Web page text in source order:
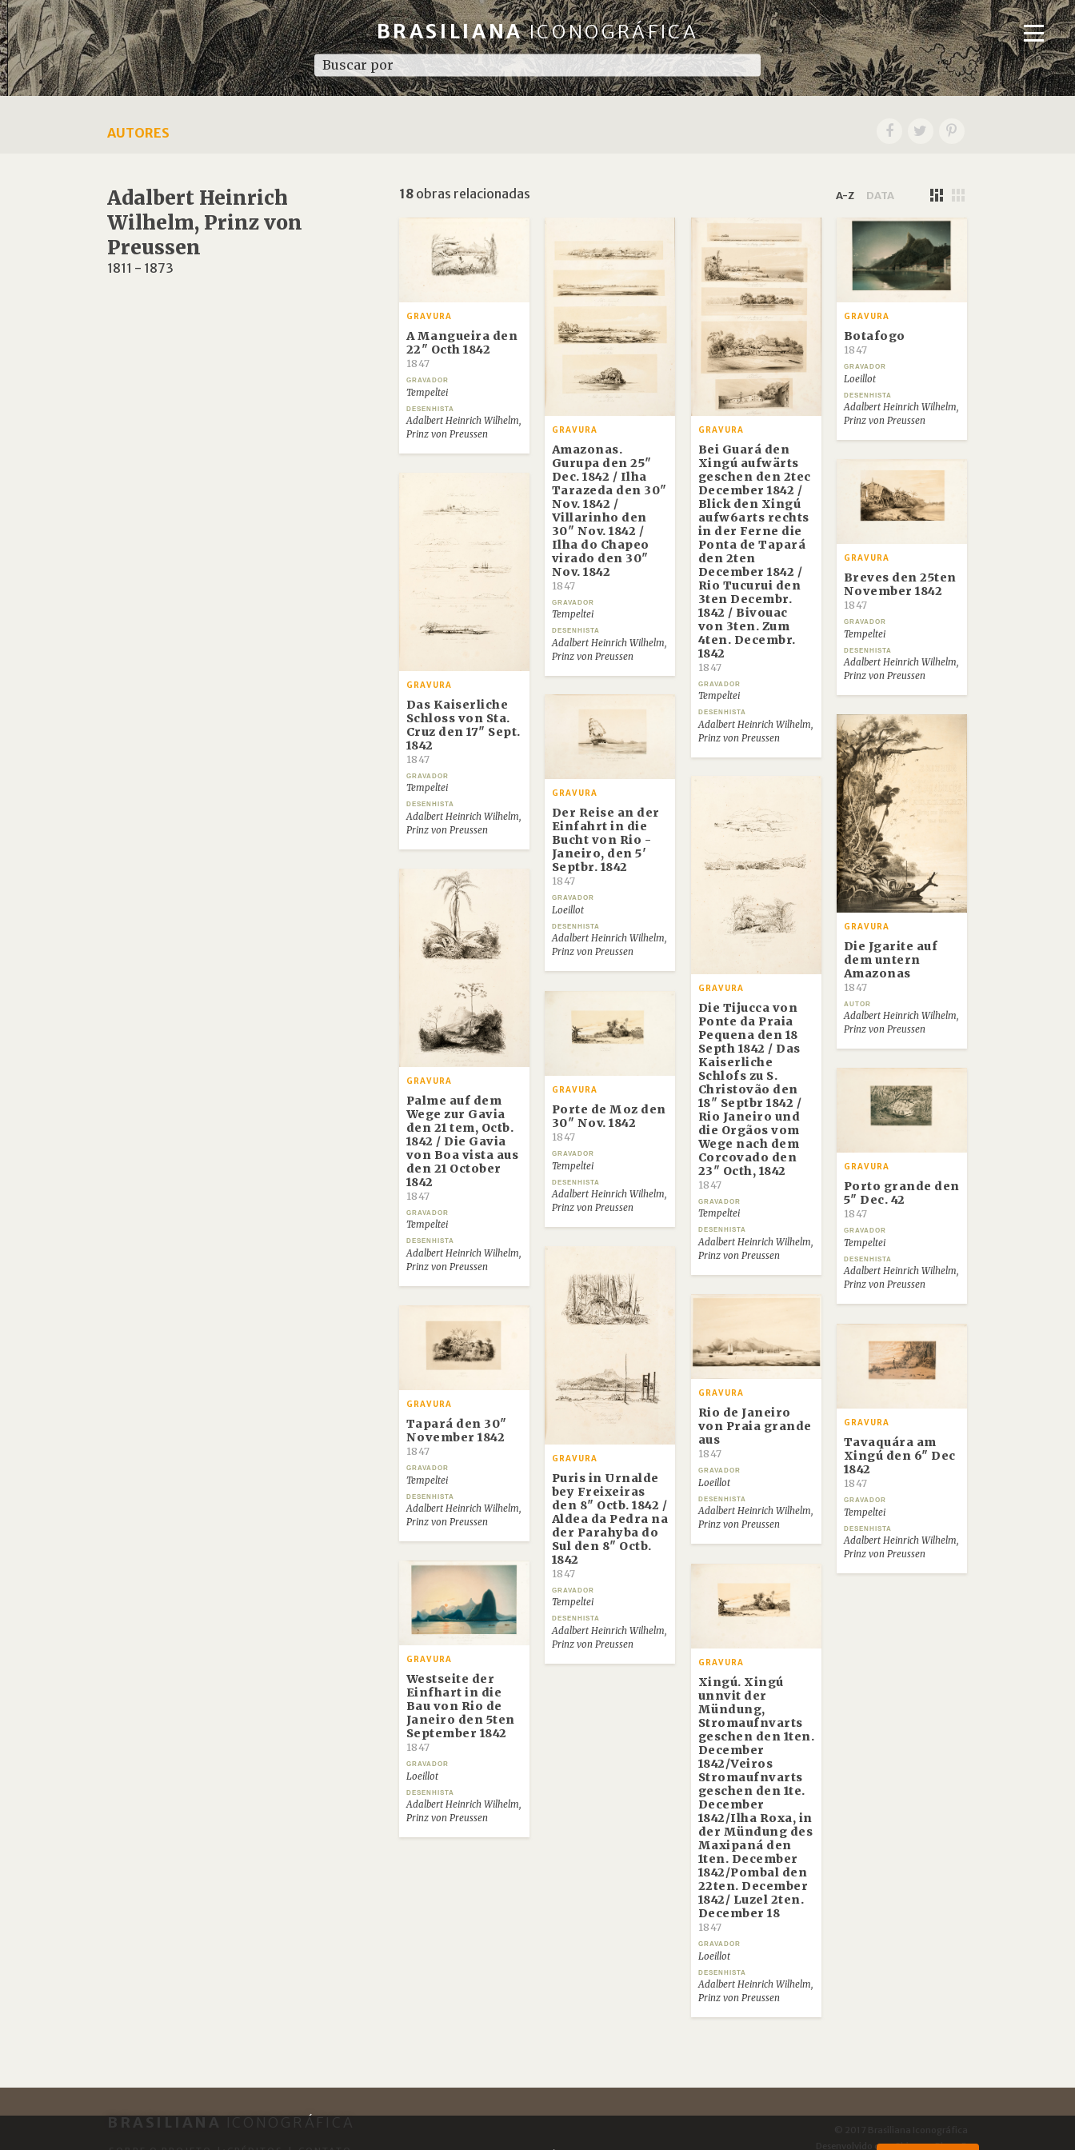
BRASILIANAICONOGRÁFICA
AUTORES
Adalbert Heinrich
Wilhelm, Prinz von
Preussen
1811 - 1873
18 obras relacionadas A-Z DATA
GRAVURA
A Mangueira den
22" Octh 1842
1847
GRAVADOR
Tempeltei
DESENHISTA
Adalbert Heinrich Wilhelm,
Prinz von Preussen
GRAVURA
Amazonas.
Gurupa den 25"
Dec. 1842 / Ilha
Tarazeda den 30"
Nov. 1842 /
Villarinho den
30" Nov. 1842 /
Ilha do Chapeo
virado den 30"
Nov. 1842
1847
GRAVADOR
Tempeltei
DESENHISTA
Adalbert Heinrich Wilhelm,
Prinz von Preussen
GRAVURA
Bei Guará den
Xingú aufwärts
geschen den 2tec
December 1842 /
Blick den Xingú
aufw6arts rechts
in der Ferne die
Ponta de Tapará
den 2ten
December 1842 /
Rio Tucurui den
3ten Decembr.
1842 / Bivouac
von 3ten. Zum
4ten. Decembr.
1842
1847
GRAVADOR
Tempeltei
DESENHISTA
Adalbert Heinrich Wilhelm,
Prinz von Preussen
GRAVURA
Botafogo
1847
GRAVADOR
Loeillot
DESENHISTA
Adalbert Heinrich Wilhelm,
Prinz von Preussen
GRAVURA
Breves den 25ten
November 1842
1847
GRAVADOR
Tempeltei
DESENHISTA
Adalbert Heinrich Wilhelm,
Prinz von Preussen
GRAVURA
Das Kaiserliche
Schloss von Sta.
Cruz den 17" Sept.
1842
1847
GRAVADOR
Tempeltei
DESENHISTA
Adalbert Heinrich Wilhelm,
Prinz von Preussen
GRAVURA
Der Reise an der
Einfahrt in die
Bucht von Rio -
Janeiro, den 5'
Septbr. 1842
1847
GRAVADOR
Loeillot
DESENHISTA
Adalbert Heinrich Wilhelm,
Prinz von Preussen
GRAVURA
Die Jgarite auf
dem untern
Amazonas
1847
AUTOR
Adalbert Heinrich Wilhelm,
Prinz von Preussen
GRAVURA
Die Tijucca von
Ponte da Praia
Pequena den 18
Septh 1842 / Das
Kaiserliche
Schlofs zu S.
Christovão den
18" Septbr 1842 /
Rio Janeiro und
die Orgãos vom
Wege nach dem
Corcovado den
23" Octh, 1842
1847
GRAVADOR
Tempeltei
DESENHISTA
Adalbert Heinrich Wilhelm,
Prinz von Preussen
GRAVURA
Palme auf dem
Wege zur Gavia
den 21 tem, Octb.
1842 / Die Gavia
von Boa vista aus
den 21 October
1842
1847
GRAVADOR
Tempeltei
DESENHISTA
Adalbert Heinrich Wilhelm,
Prinz von Preussen
GRAVURA
Porte de Moz den
30" Nov. 1842
1847
GRAVADOR
Tempeltei
DESENHISTA
Adalbert Heinrich Wilhelm,
Prinz von Preussen
GRAVURA
Porto grande den
5" Dec. 42
1847
GRAVADOR
Tempeltei
DESENHISTA
Adalbert Heinrich Wilhelm,
Prinz von Preussen
GRAVURA
Puris in Urnalde
bey Freixeiras
den 8" Octb. 1842 /
Aldea da Pedra na
der Parahyba do
Sul den 8" Octb.
1842
1847
GRAVADOR
Tempeltei
DESENHISTA
Adalbert Heinrich Wilhelm,
Prinz von Preussen
GRAVURA
Rio de Janeiro
von Praia grande
aus
1847
GRAVADOR
Loeillot
DESENHISTA
Adalbert Heinrich Wilhelm,
Prinz von Preussen
GRAVURA
Tapará den 30"
November 1842
1847
GRAVADOR
Tempeltei
DESENHISTA
Adalbert Heinrich Wilhelm,
Prinz von Preussen
GRAVURA
Tavaquára am
Xingú den 6" Dec
1842
1847
GRAVADOR
Tempeltei
DESENHISTA
Adalbert Heinrich Wilhelm,
Prinz von Preussen
GRAVURA
Westseite der
Einfhart in die
Bau von Rio de
Janeiro den 5ten
September 1842
1847
GRAVADOR
Loeillot
DESENHISTA
Adalbert Heinrich Wilhelm,
Prinz von Preussen
GRAVURA
Xingú. Xingú
unnvit der
Mündung,
Stromaufnvarts
geschen den 1ten.
December
1842/Veiros
Stromaufnvarts
geschen den 1te.
December
1842/Ilha Roxa, in
der Mündung des
Maxipaná den
1ten. December
1842/Pombal den
22ten. December
1842/ Luzel 2ten.
December 18
1847
GRAVADOR
Loeillot
DESENHISTA
Adalbert Heinrich Wilhelm,
Prinz von Preussen
BRASILIANA ICONOGRÁFICA
Desenvolvido comShiroporPlano B